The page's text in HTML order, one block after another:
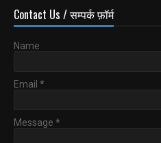
Contact Us / सम्पर्क फ़ॉर्म
Name
Email *
Message *